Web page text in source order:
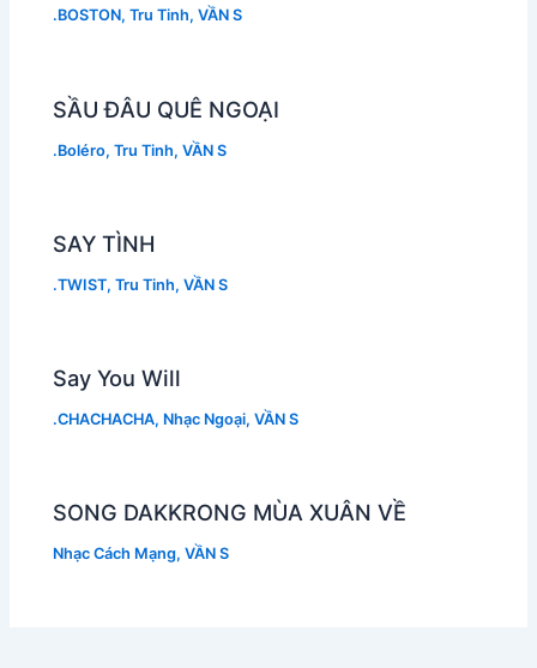
.BOSTON,Tru Tinh,VẦN S
SẦU ĐÂU QUÊ NGOẠI
.Boléro,Tru Tinh,VẦN S
SAY TÌNH
.TWIST,Tru Tinh,VẦN S
Say You Will
.CHACHACHA, Nhạc Ngoại,VẦN S
SONG DAKKRONG MÙA XUÂN VỀ
Nhạc Cách Mạng,VẦN S